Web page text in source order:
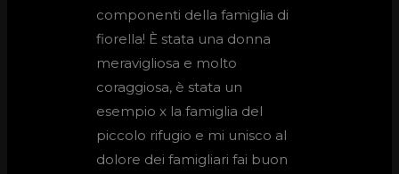
componenti della famiglia di
fiorella! È stata una donna
meravigliosa e molto
coraggiosa, è stata un
esempio x la famiglia del
piccolo rifugio e mi unisco al
dolore dei famigliari fai buon